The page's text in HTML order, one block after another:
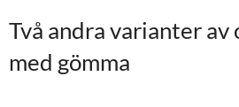
Två andra varianter
med gömma